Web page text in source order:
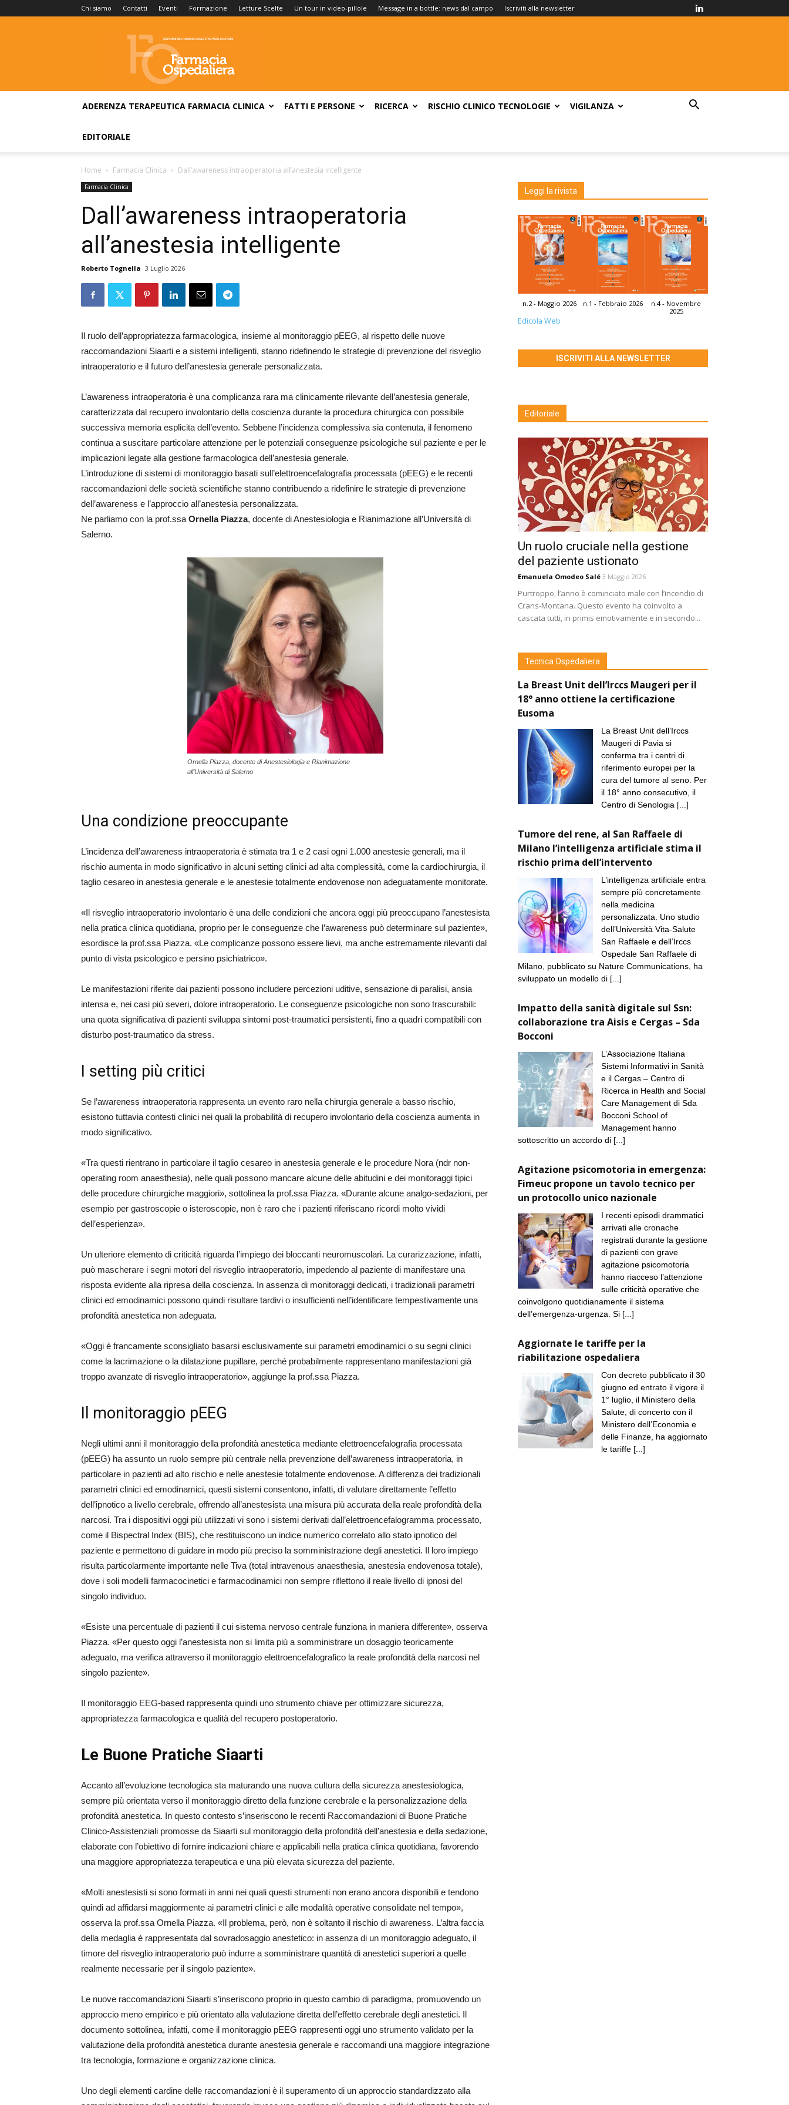
Chi siamo Contatti Eventi Formazione Letture Scelte Un tour in video-pillole Message in a bottle: news dal campo Iscriviti alla newsletter
Farmacia
Ospedaliera
ADERENZA TERAPEUTICA FARMACIA CLINICA FATTI E PERSONE RICERCA RISCHIO CLINICO TECNOLOGIE VIGILANZA
EDITORIALE
Home Farmacia Clinica Dall’awareness intraoperatoria all’anestesia intelligente
Farmacia Clinica
Dall’awareness intraoperatoria
all’anestesia intelligente
Roberto Tognella 3 Luglio 2026
Il ruolo dell’appropriatezza farmacologica, insieme al monitoraggio pEEG, al rispetto delle nuove
raccomandazioni Siaarti e a sistemi intelligenti, stanno ridefinendo le strategie di prevenzione del risveglio
intraoperatorio e il futuro dell’anestesia generale personalizzata.
L’awareness intraoperatoria è una complicanza rara ma clinicamente rilevante dell’anestesia generale,
caratterizzata dal recupero involontario della coscienza durante la procedura chirurgica con possibile
successiva memoria esplicita dell’evento. Sebbene l’incidenza complessiva sia contenuta, il fenomeno
continua a suscitare particolare attenzione per le potenziali conseguenze psicologiche sul paziente e per le
implicazioni legate alla gestione farmacologica dell’anestesia generale.
L’introduzione di sistemi di monitoraggio basati sull’elettroencefalografia processata (pEEG) e le recenti
raccomandazioni delle società scientifiche stanno contribuendo a ridefinire le strategie di prevenzione
dell’awareness e l’approccio all’anestesia personalizzata.
Ne parliamo con la prof.ssa Ornella Piazza, docente di Anestesiologia e Rianimazione all’Università di
Salerno.
Ornella Piazza, docente di Anestesiologia e Rianimazione
all’Università di Salerno
Una condizione preoccupante
L’incidenza dell’awareness intraoperatoria è stimata tra 1 e 2 casi ogni 1.000 anestesie generali, ma il
rischio aumenta in modo significativo in alcuni setting clinici ad alta complessità, come la cardiochirurgia, il
taglio cesareo in anestesia generale e le anestesie totalmente endovenose non adeguatamente monitorate.
«Il risveglio intraoperatorio involontario è una delle condizioni che ancora oggi più preoccupano l’anestesista
nella pratica clinica quotidiana, proprio per le conseguenze che l’awareness può determinare sul paziente»,
esordisce la prof.ssa Piazza. «Le complicanze possono essere lievi, ma anche estremamente rilevanti dal
punto di vista psicologico e persino psichiatrico».
Le manifestazioni riferite dai pazienti possono includere percezioni uditive, sensazione di paralisi, ansia
intensa e, nei casi più severi, dolore intraoperatorio. Le conseguenze psicologiche non sono trascurabili:
una quota significativa di pazienti sviluppa sintomi post-traumatici persistenti, fino a quadri compatibili con
disturbo post-traumatico da stress.
I setting più critici
Se l’awareness intraoperatoria rappresenta un evento raro nella chirurgia generale a basso rischio,
esistono tuttavia contesti clinici nei quali la probabilità di recupero involontario della coscienza aumenta in
modo significativo.
«Tra questi rientrano in particolare il taglio cesareo in anestesia generale e le procedure Nora (ndr non-
operating room anaesthesia), nelle quali possono mancare alcune delle abitudini e dei monitoraggi tipici
delle procedure chirurgiche maggiori», sottolinea la prof.ssa Piazza. «Durante alcune analgo-sedazioni, per
esempio per gastroscopie o isteroscopie, non è raro che i pazienti riferiscano ricordi molto vividi
dell’esperienza».
Un ulteriore elemento di criticità riguarda l’impiego dei bloccanti neuromuscolari. La curarizzazione, infatti,
può mascherare i segni motori del risveglio intraoperatorio, impedendo al paziente di manifestare una
risposta evidente alla ripresa della coscienza. In assenza di monitoraggi dedicati, i tradizionali parametri
clinici ed emodinamici possono quindi risultare tardivi o insufficienti nell’identificare tempestivamente una
profondità anestetica non adeguata.
«Oggi è francamente sconsigliato basarsi esclusivamente sui parametri emodinamici o su segni clinici
come la lacrimazione o la dilatazione pupillare, perché probabilmente rappresentano manifestazioni già
troppo avanzate di risveglio intraoperatorio», aggiunge la prof.ssa Piazza.
Il monitoraggio pEEG
Negli ultimi anni il monitoraggio della profondità anestetica mediante elettroencefalografia processata
(pEEG) ha assunto un ruolo sempre più centrale nella prevenzione dell’awareness intraoperatoria, in
particolare in pazienti ad alto rischio e nelle anestesie totalmente endovenose. A differenza dei tradizionali
parametri clinici ed emodinamici, questi sistemi consentono, infatti, di valutare direttamente l’effetto
dell’ipnotico a livello cerebrale, offrendo all’anestesista una misura più accurata della reale profondità della
narcosi. Tra i dispositivi oggi più utilizzati vi sono i sistemi derivati dall’elettroencefalogramma processato,
come il Bispectral Index (BIS), che restituiscono un indice numerico correlato allo stato ipnotico del
paziente e permettono di guidare in modo più preciso la somministrazione degli anestetici. Il loro impiego
risulta particolarmente importante nelle Tiva (total intravenous anaesthesia, anestesia endovenosa totale),
dove i soli modelli farmacocinetici e farmacodinamici non sempre riflettono il reale livello di ipnosi del
singolo individuo.
«Esiste una percentuale di pazienti il cui sistema nervoso centrale funziona in maniera differente», osserva
Piazza. «Per questo oggi l’anestesista non si limita più a somministrare un dosaggio teoricamente
adeguato, ma verifica attraverso il monitoraggio elettroencefalografico la reale profondità della narcosi nel
singolo paziente».
Il monitoraggio EEG-based rappresenta quindi uno strumento chiave per ottimizzare sicurezza,
appropriatezza farmacologica e qualità del recupero postoperatorio.
Le Buone Pratiche Siaarti
Accanto all’evoluzione tecnologica sta maturando una nuova cultura della sicurezza anestesiologica,
sempre più orientata verso il monitoraggio diretto della funzione cerebrale e la personalizzazione della
profondità anestetica. In questo contesto s’inseriscono le recenti Raccomandazioni di Buone Pratiche
Clinico-Assistenziali promosse da Siaarti sul monitoraggio della profondità dell’anestesia e della sedazione,
elaborate con l’obiettivo di fornire indicazioni chiare e applicabili nella pratica clinica quotidiana, favorendo
una maggiore appropriatezza terapeutica e una più elevata sicurezza del paziente.
«Molti anestesisti si sono formati in anni nei quali questi strumenti non erano ancora disponibili e tendono
quindi ad affidarsi maggiormente ai parametri clinici e alle modalità operative consolidate nel tempo»,
osserva la prof.ssa Ornella Piazza. «Il problema, però, non è soltanto il rischio di awareness. L’altra faccia
della medaglia è rappresentata dal sovradosaggio anestetico: in assenza di un monitoraggio adeguato, il
timore del risveglio intraoperatorio può indurre a somministrare quantità di anestetici superiori a quelle
realmente necessarie per il singolo paziente».
Le nuove raccomandazioni Siaarti s’inseriscono proprio in questo cambio di paradigma, promuovendo un
approccio meno empirico e più orientato alla valutazione diretta dell’effetto cerebrale degli anestetici. Il
documento sottolinea, infatti, come il monitoraggio pEEG rappresenti oggi uno strumento validato per la
valutazione della profondità anestetica durante anestesia generale e raccomandi una maggiore integrazione
tra tecnologia, formazione e organizzazione clinica.
Uno degli elementi cardine delle raccomandazioni è il superamento di un approccio standardizzato alla
Leggi la rivista
n.2 - Maggio 2026 n.1 - Febbraio 2026
n.4 - Novembre
2025
Edicola Web
ISCRIVITI ALLA NEWSLETTER
Editoriale
Un ruolo cruciale nella gestione
del paziente ustionato
Emanuela Omodeo Salé 3 Maggio 2026
Purtroppo, l’anno è cominciato male con l’incendio di
Crans-Montana. Questo evento ha coinvolto a
cascata tutti, in primis emotivamente e in secondo...
Tecnica Ospedaliera
La Breast Unit dell’Irccs Maugeri per il
18° anno ottiene la certificazione
Eusoma
La Breast Unit dell’Irccs
Maugeri di Pavia si
conferma tra i centri di
riferimento europei per la
cura del tumore al seno. Per
il 18° anno consecutivo, il
Centro di Senologia [...]
Tumore del rene, al San Raffaele di
Milano l’intelligenza artificiale stima il
rischio prima dell’intervento
L’intelligenza artificiale entra
sempre più concretamente
nella medicina
personalizzata. Uno studio
dell’Università Vita-Salute
San Raffaele e dell’Irccs
Ospedale San Raffaele di
Milano, pubblicato su Nature Communications, ha
sviluppato un modello di [...]
Impatto della sanità digitale sul Ssn:
collaborazione tra Aisis e Cergas – Sda
Bocconi
L’Associazione Italiana
Sistemi Informativi in Sanità
e il Cergas – Centro di
Ricerca in Health and Social
Care Management di Sda
Bocconi School of
Management hanno
sottoscritto un accordo di [...]
Agitazione psicomotoria in emergenza:
Fimeuc propone un tavolo tecnico per
un protocollo unico nazionale
I recenti episodi drammatici
arrivati alle cronache
registrati durante la gestione
di pazienti con grave
agitazione psicomotoria
hanno riacceso l’attenzione
sulle criticità operative che
coinvolgono quotidianamente il sistema
dell’emergenza-urgenza. Si [...]
Aggiornate le tariffe per la
riabilitazione ospedaliera
Con decreto pubblicato il 30
giugno ed entrato il vigore il
1° luglio, il Ministero della
Salute, di concerto con il
Ministero dell’Economia e
delle Finanze, ha aggiornato
le tariffe [...]